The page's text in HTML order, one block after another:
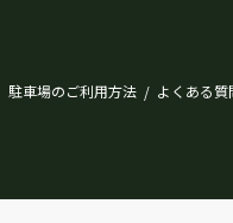
駐車場のご利用方法 / よくある